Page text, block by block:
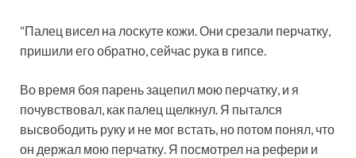
“Палец висел на лоскуте кожи. Они срезали перчатку,
пришили его обратно, сейчас рука в гипсе.
Во время боя парень зацепил мою перчатку, и я
почувствовал, как палец щелкнул. Я пытался
высвободить руку и не мог встать, но потом понял, что
он держал мою перчатку. Я посмотрел на рефери и